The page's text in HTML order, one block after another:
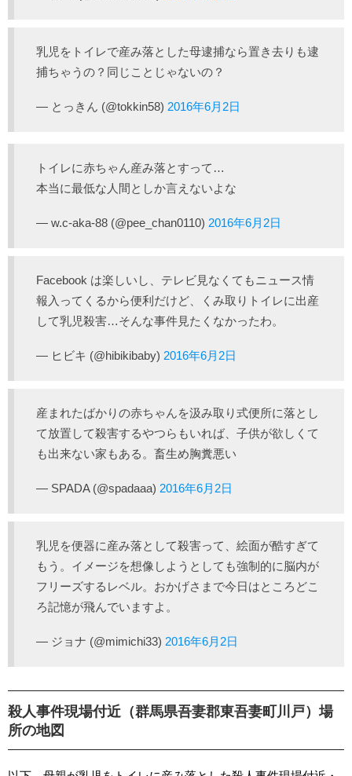
乳児をトイレで産み落とした母逮捕なら置き去りも逮
捕ちゃうの？同じことじゃないの？
— とっきん (@tokkin58) 2016年6月2日
トイレに赤ちゃん産み落とすって…
本当に最低な人間としか言えないよな
— w.c-aka-88 (@pee_chan0110) 2016年6月2日
Facebook は楽しいし、テレビ見なくてもニュース情
報入ってくるから便利だけど、くみ取りトイレに出産
して乳児殺害…そんな事件見たくなかったわ。
— ヒビキ (@hibikibaby) 2016年6月2日
産まれたばかりの赤ちゃんを汲み取り式便所に落とし
て放置して殺害するやつらもいれば、子供が欲しくて
も出来ない家もある。畜生め胸糞悪い
— SPADA (@spadaaa) 2016年6月2日
乳児を便器に産み落として殺害って、絵面が酷すぎて
もう。イメージを想像しようとしても強制的に脳内が
フリーズするレベル。おかげさまで今日はところどこ
ろ記憶が飛んでいますよ。
— ジョナ (@mimichi33) 2016年6月2日
殺人事件現場付近（群馬県吾妻郡東吾妻町川戸）場
所の地図